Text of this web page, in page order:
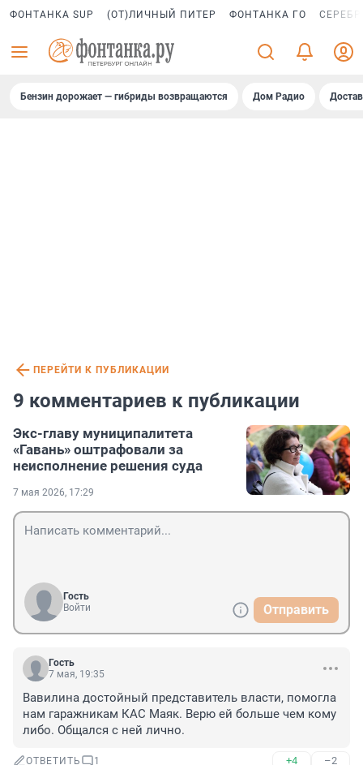
ФОНТАНКА SUP (ОТ)ЛИЧНЫЙ ПИТЕР ФОНТАНКА ГО
Бензин дорожает — гибриды возвращаются Дом Радио
ПЕРЕЙТИ К ПУБЛИКАЦИИ
9 комментариев к публикации
Экс-главу муниципалитета
«Гавань» оштрафовали за
неисполнение решения суда
7 мая 2026, 17:29
Гость
Войти
Отправить
Гость
7 мая, 19:35
Вавилина достойный представитель власти, помогла
нам гаражникам КАС Маяк. Верю ей больше чем кому
либо. Общался с ней лично.
ОТВЕТИТЬ 1 +4 –2